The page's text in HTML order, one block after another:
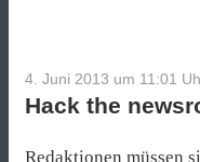
4. Juni 2013 um 11:01
Hack the
Redaktionen müssen